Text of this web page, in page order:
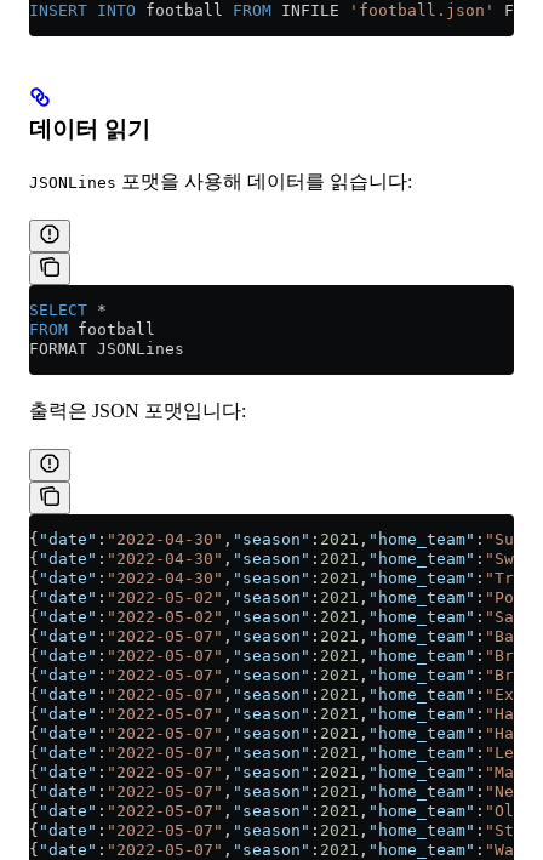
INSERT INTO football FROM INFILE 'football.json'
데이터 읽기
JSONLines 포맷을 사용해 데이터를 읽습니다:
SELECT *
FROM football
FORMAT JSONLines
출력은 JSON 포맷입니다:
{ "date" : "2022-04-30" , "season" : 2021 , "home_team" :
{ "date" : "2022-04-30" , "season" : 2021 , "home_team" :
{ "date" : "2022-04-30" , "season" : 2021 , "home_team" :
{ "date" : "2022-05-02" , "season" : 2021 , "home_team" : "Port
{ "date" : "2022-05-02" , "season" : 2021 , "home_team" :
{ "date" : "2022-05-07" , "season" : 2021 , "home_team" :
{ "date" : "2022-05-07" , "season" : 2021 , "home_team" :
{ "date" : "2022-05-07" , "season" : 2021 , "home_team" :
{ "date" : "2022-05-07" , "season" : 2021 , "home_team" :
{ "date" : "2022-05-07" , "season" : 2021 , "home_team" :
{ "date" : "2022-05-07" , "season" : 2021 , "home_team" :
{ "date" : "2022-05-07" , "season" : 2021 , "home_team" :
{ "date" : "2022-05-07" , "season" : 2021 , "home_team" :
{ "date" : "2022-05-07" , "season" : 2021 , "home_team" :
{ "date" : "2022-05-07" , "season" : 2021 , "home_team" :
{ "date" : "2022-05-07" , "season" : 2021 , "home_team" :
{ "date" : "2022-05-07" , "season" : 2021 , "home_team" :